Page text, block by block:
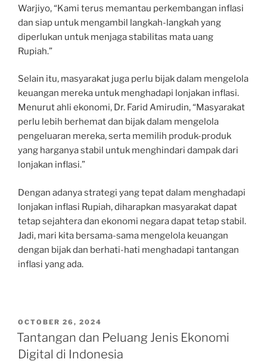
Warjiyo, “Kami terus memantau perkembangan inflasi
dan siap untuk mengambil langkah-langkah yang
diperlukan untuk menjaga stabilitas mata uang
Rupiah.”
Selain itu, masyarakat juga perlu bijak dalam mengelola
keuangan mereka untuk menghadapi lonjakan inflasi.
Menurut ahli ekonomi, Dr. Farid Amirudin, “Masyarakat
perlu lebih berhemat dan bijak dalam mengelola
pengeluaran mereka, serta memilih produk-produk
yang harganya stabil untuk menghindari dampak dari
lonjakan inflasi.”
Dengan adanya strategi yang tepat dalam menghadapi
lonjakan inflasi Rupiah, diharapkan masyarakat dapat
tetap sejahtera dan ekonomi negara dapat tetap stabil.
Jadi, mari kita bersama-sama mengelola keuangan
dengan bijak dan berhati-hati menghadapi tantangan
inflasi yang ada.
POSTED
ON
OCTOBER 26, 2024
Tantangan dan Peluang Jenis Ekonomi
Digital di Indonesia